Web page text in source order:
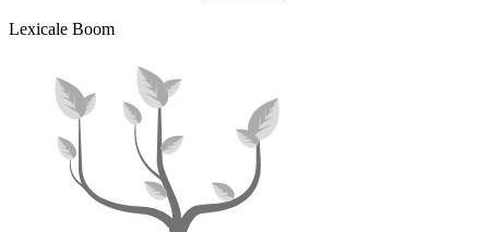
Lexicale Boom